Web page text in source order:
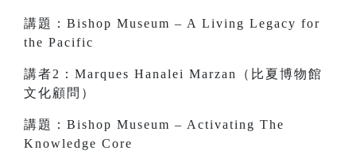
講題：Bishop Museum – A Living Legacy for
the Pacific
講者2：Marques Hanalei Marzan（比夏博物館
文化顧問）
講題：Bishop Museum – Activating The
Knowledge Core